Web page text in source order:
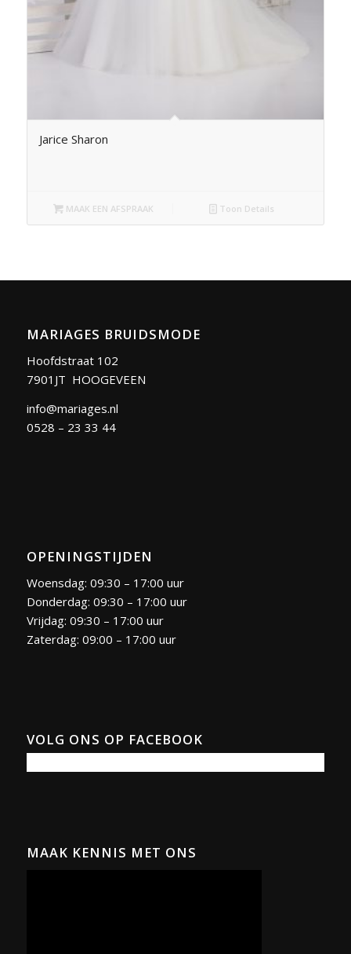
Jarice Sharon
MAAK EEN AFSPRAAK Toon Details
MARIAGES BRUIDSMODE
Hoofdstraat 102
7901JT HOOGEVEEN
info@mariages.nl
0528 – 23 33 44
OPENINGSTIJDEN
Woensdag: 09:30 – 17:00 uur
Donderdag: 09:30 – 17:00 uur
Vrijdag: 09:30 – 17:00 uur
Zaterdag: 09:00 – 17:00 uur
VOLG ONS OP FACEBOOK
MAAK KENNIS MET ONS